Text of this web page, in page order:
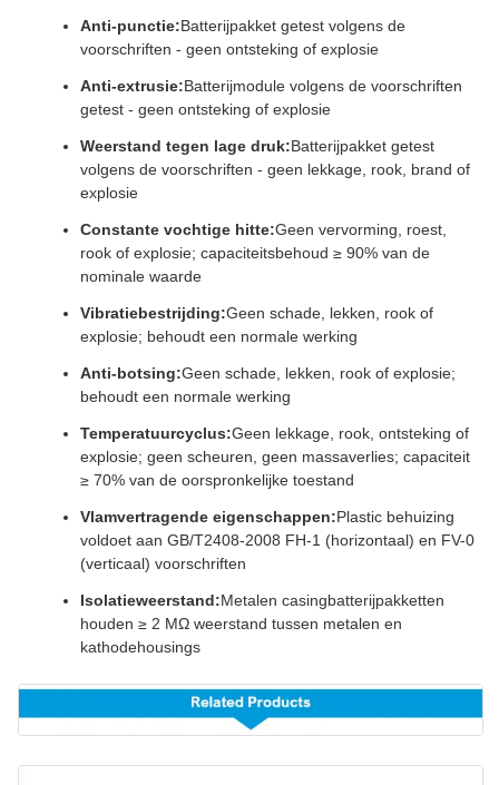
Anti-punctie:Batterijpakket getest volgens de
voorschriften - geen ontsteking of explosie
Anti-extrusie:Batterijmodule volgens de voorschriften
getest - geen ontsteking of explosie
Weerstand tegen lage druk:Batterijpakket getest
volgens de voorschriften - geen lekkage, rook, brand of
explosie
Constante vochtige hitte:Geen vervorming, roest,
rook of explosie; capaciteitsbehoud ≥ 90% van de
nominale waarde
Vibratiebestrijding:Geen schade, lekken, rook of
explosie; behoudt een normale werking
Anti-botsing:Geen schade, lekken, rook of explosie;
behoudt een normale werking
Temperatuurcyclus:Geen lekkage, rook, ontsteking of
explosie; geen scheuren, geen massaverlies; capaciteit
≥ 70% van de oorspronkelijke toestand
Vlamvertragende eigenschappen:Plastic behuizing
voldoet aan GB/T2408-2008 FH-1 (horizontaal) en FV-0
(verticaal) voorschriften
Isolatieweerstand:Metalen casingbatterijpakketten
houden ≥ 2 MΩ weerstand tussen metalen en
kathodehousings